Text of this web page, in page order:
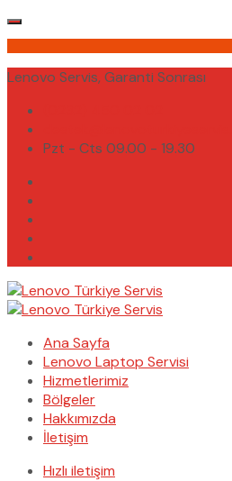
Lenovo Servis, Garanti Sonrası
Pzt - Cts 09.00 - 19.30
Ana Sayfa
Lenovo Laptop Servisi
Hizmetlerimiz
Bölgeler
Hakkımızda
İletişim
Hızlı iletişim